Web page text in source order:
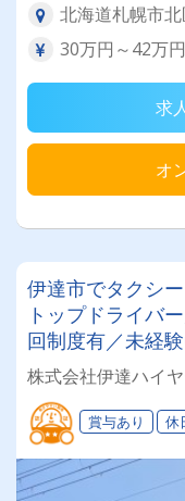
北海道札幌市北
30万円～42万円
求
オ
伊達市でタクシ
トップドライバ
回制度有／未経
取得費用は会社
株式会社伊達ハイ
賞与あり 休